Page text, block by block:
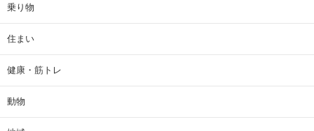
乗り物
住まい
健康・筋トレ
動物